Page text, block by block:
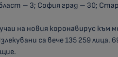
– 3; София град – 30;
на новия коронавирус
са вече 135 259